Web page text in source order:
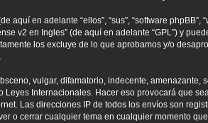
aquí en adelante “ellos”, “sus”, “software
v2 en Ingles” (de aquí en adelante “GPL”) y
los excluye de lo que aprobamos y/o
.
vulgar, difamatorio, indecente,
Leyes Internacionales. Hacer eso provocará que
Las direcciones IP de todos los envíos son
o cerrar cualquier tema en cualquier momento